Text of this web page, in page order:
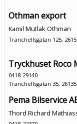
Othman export
Kamil Mutlak Othman
Tranchellsgatan 125,
Tryckhuset Roco
0418-29140
Tranchellsgatan 35,
Pema Bilservice
Thord Richard